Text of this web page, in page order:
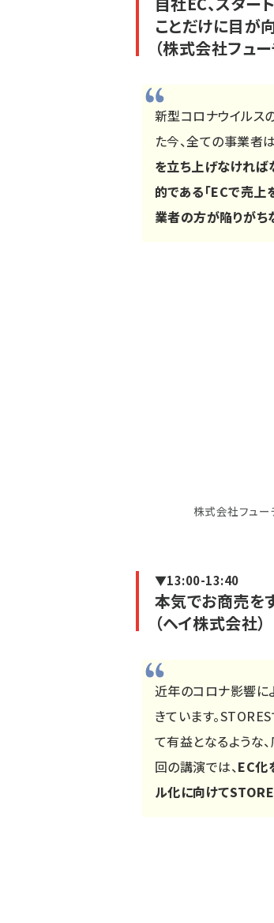
ことだけに目が
（株式会社フュー
新型コロナウイルス
た今、全ての事業者
を立ち上げなければ
的である「ECで売上
業者の方が陥りがち
株式会社フュー
▼13:00-13:40
本気でお商売を
（ヘイ株式会社）
近年のコロナ影響に
きています。
て有益となるような
回の講演では、EC化
ル化に向けて